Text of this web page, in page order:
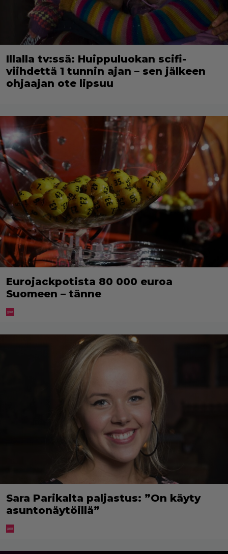
Illalla tv:ssä: Huippuluokan scifi-
viihdettä 1 tunnin ajan – sen jälkeen
ohjaajan ote lipsuu
Eurojackpotista 80 000 euroa
Suomeen – tänne
Sara Parikalta paljastus: ”On käyty
asuntonäytöillä”